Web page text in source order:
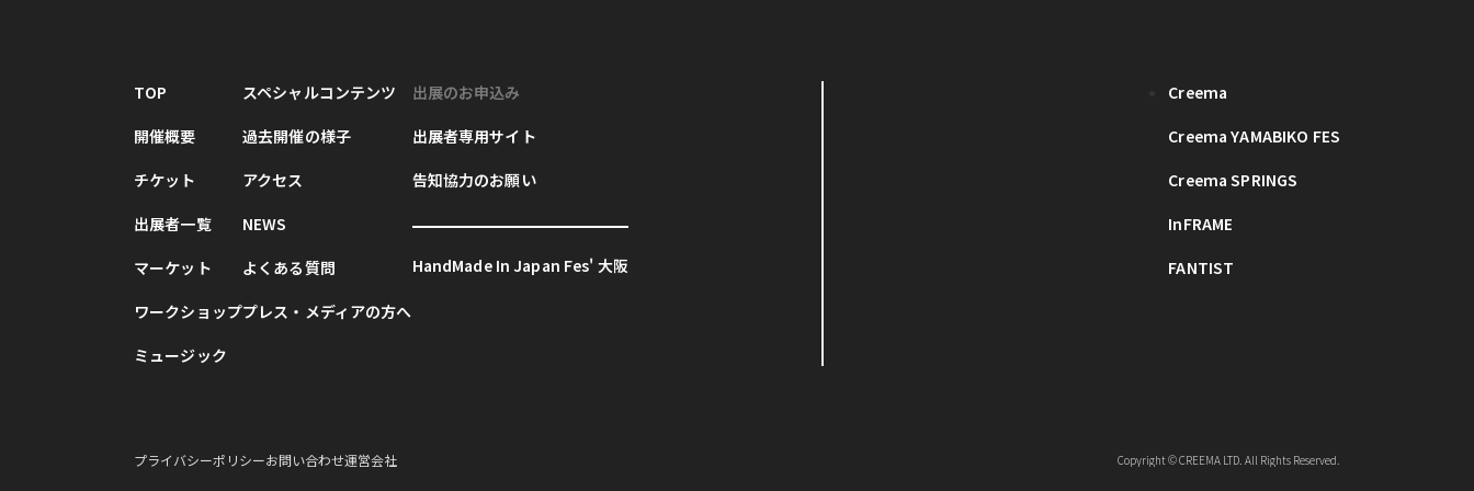
TOP
開催概要
チケット
出展者一覧
マーケット
ワークショップ
ミュージック
スペシャルコンテンツ
過去開催の様子
アクセス
NEWS
よくある質問
プレス・メディアの方へ
出展のお申込み
出展者専用サイト
告知協力のお願い
HandMade In Japan Fes' 大阪
Creema
Creema YAMABIKO FES
Creema SPRINGS
InFRAME
FANTIST
プライバシーポリシーお問い合わせ運営会社 Copyright © CREEMA LTD. All Rights Reserved.